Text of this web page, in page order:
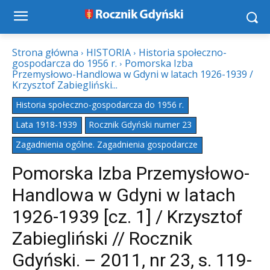
Strona główna HISTORIA
Historia społeczno-
gospodarcza do 1956 r.
Pomorska Izba
Przemysłowo-Handlowa w Gdyni w latach 1926-1939 /
Krzysztof Zabiegliński...
Historia społeczno-gospodarcza do 1956 r.
Lata 1918-1939
Rocznik Gdyński numer 23
Zagadnienia ogólne. Zagadnienia gospodarcze
Pomorska Izba Przemysłowo-
Handlowa w Gdyni w latach
1926-1939 [cz. 1] / Krzysztof
Zabiegliński // Rocznik
Gdyński. – 2011, nr 23, s. 119-